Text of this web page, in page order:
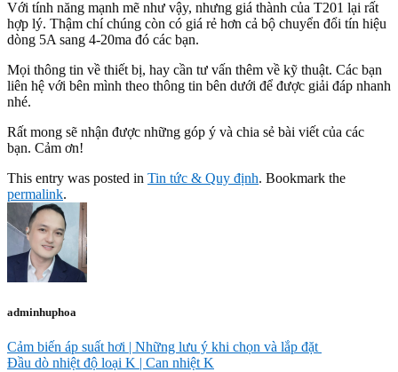
Với tính năng mạnh mẽ như vậy, nhưng giá thành của T201 lại rất
hợp lý. Thậm chí chúng còn có giá rẻ hơn cả bộ chuyển đổi tín hiệu
dòng 5A sang 4-20ma đó các bạn.
Mọi thông tin về thiết bị, hay cần tư vấn thêm về kỹ thuật. Các bạn
liên hệ với bên mình theo thông tin bên dưới để được giải đáp nhanh
nhé.
Rất mong sẽ nhận được những góp ý và chia sẻ bài viết của các
bạn. Cảm ơn!
This entry was posted in Tin tức & Quy định. Bookmark the
permalink.
adminhuphoa
Cảm biến áp suất hơi | Những lưu ý khi chọn và lắp đặt
Đầu dò nhiệt độ loại K | Can nhiệt K